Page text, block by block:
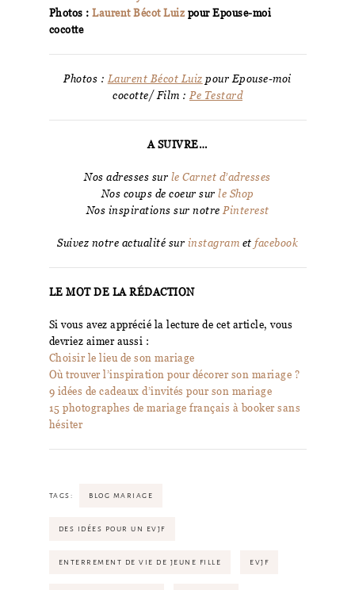
Photos : Laurent Bécot Luiz pour Epouse-moi
cocotte
Photos : Laurent Bécot Luiz pour Epouse-moi
cocotte/ Film : Pe Testard
A SUIVRE…
Nos adresses sur le Carnet d’adresses
Nos coups de coeur sur le Shop
Nos inspirations sur notre Pinterest
Suivez notre actualité sur instagram et facebook
LE MOT DE LA RÉDACTION
Si vous avez apprécié la lecture de cet article, vous
devriez aimer aussi :
Choisir le lieu de son mariage
Où trouver l’inspiration pour décorer son mariage ?
9 idées de cadeaux d’invités pour son mariage
15 photographes de mariage français à booker sans
hésiter
TAGS: BLOG MARIAGE
DES IDÉES POUR UN EVJF
ENTERREMENT DE VIE DE JEUNE FILLE EVJF